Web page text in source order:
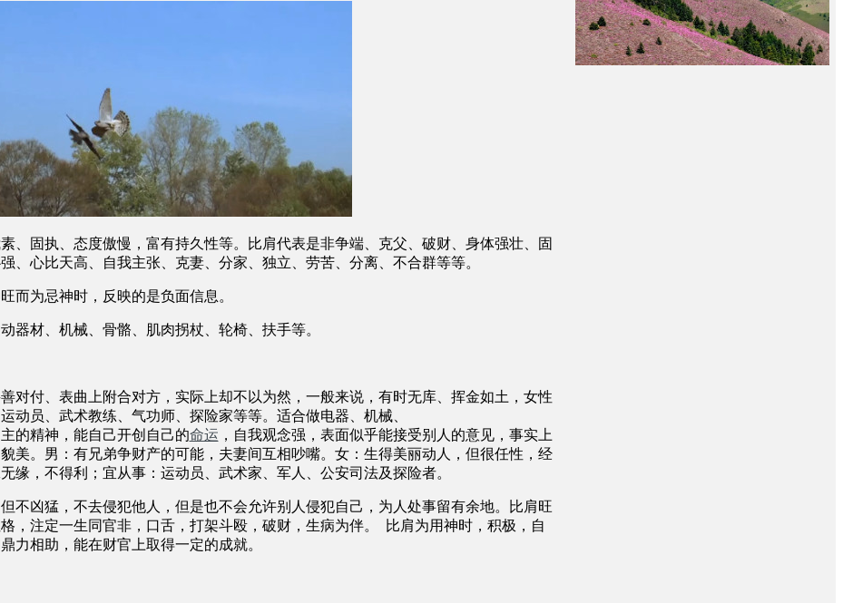
、固执、态度傲慢，富有持久性等。比肩代表是非争端、克父、破财、身体强壮、固
、心比天高、自我主张、克妻、分家、独立、劳苦、分离、不合群等等。
而为忌神时，反映的是负面信息。
器材、机械、骨骼、肌肉拐杖、轮椅、扶手等。
对付、表曲上附合对方，实际上却不以为然，一般来说，有时无库、挥金如土，女性
员、武术教练、气功师、探险家等等。适合做电器、机械、
的精神，能自己开创自己的命运 ，自我观念强，表面似乎能接受别人的意见，事实上
美。男：有兄弟争财产的可能，夫妻间互相吵嘴。女：生得美丽动人，但很任性，经
缘，不得利；宜从事：运动员、武术家、军人、公安司法及探险者。
不凶猛，不去侵犯他人，但是也不会允许别人侵犯自己，为人处事留有余地。比肩旺
，注定一生同官非，口舌，打架斗殴，破财，生病为伴。 比肩为用神时，积极，自
力相助，能在财官上取得一定的成就。